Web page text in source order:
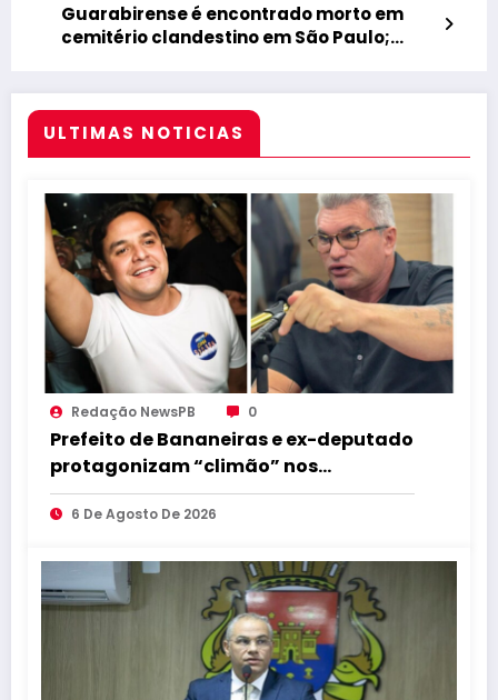
Guarabirense é encontrado morto em
cemitério clandestino em São Paulo;
ULTIMAS NOTICIAS
Redação NewsPB 0
Prefeito de Bananeiras e ex-deputado
protagonizam “climão” nos
bastidores da convenção de Lucas
6 De Agosto De 2026